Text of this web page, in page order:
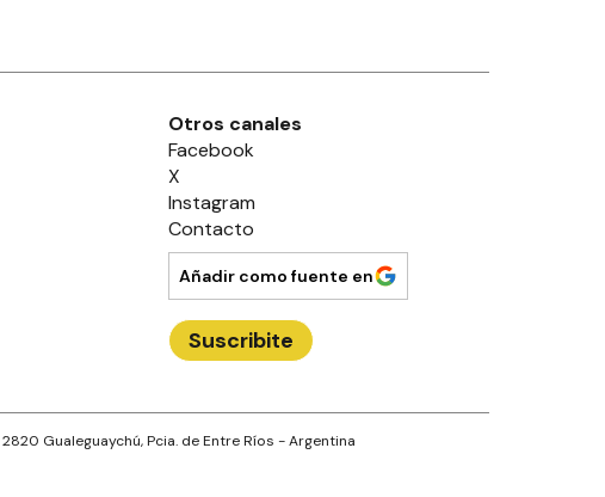
Otros canales
Facebook
X
Instagram
Contacto
Añadir como fuente en
Suscribite
2820 Gualeguaychú, Pcia. de Entre Ríos - Argentina